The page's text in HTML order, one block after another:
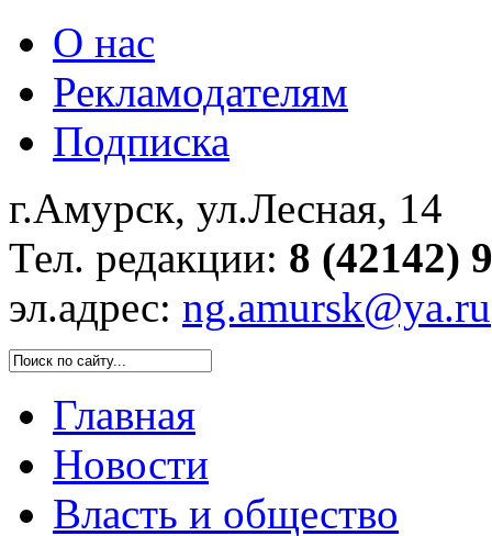
О нас
Рекламодателям
Подписка
г.Амурск, ул.Лесная, 14
Тел. редакции: 8 (42142)
эл.адрес: ng.amursk@ya.ru
Главная
Новости
Власть и общество